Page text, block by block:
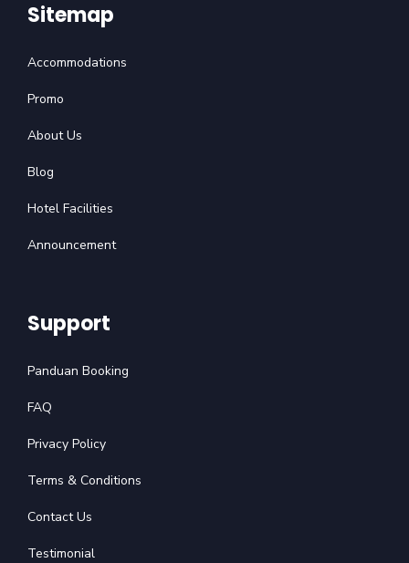
Sitemap
Accommodations
Promo
About Us
Blog
Hotel Facilities
Announcement
Support
Panduan Booking
FAQ
Privacy Policy
Terms & Conditions
Contact Us
Testimonial